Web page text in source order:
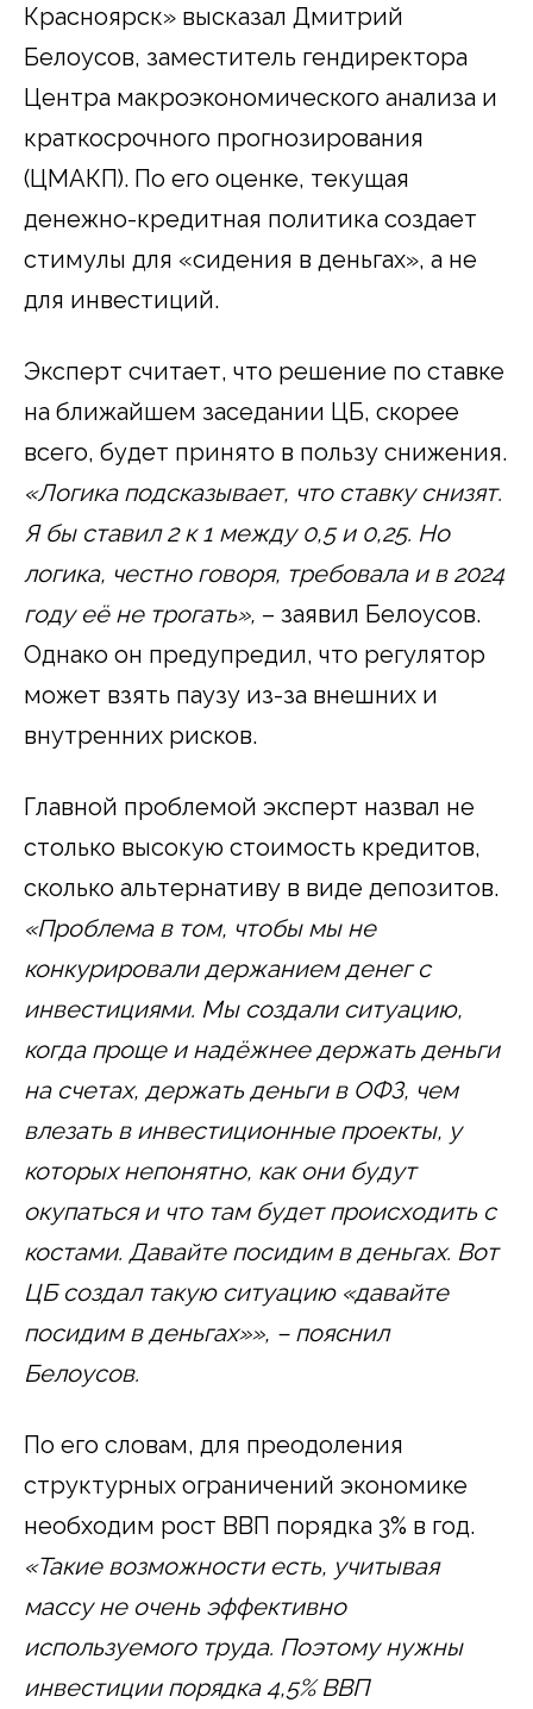
Красноярск» высказал Дмитрий
Белоусов, заместитель гендиректора
Центра макроэкономического анализа и
краткосрочного прогнозирования
(ЦМАКП). По его оценке, текущая
денежно-кредитная политика создает
стимулы для «сидения в деньгах», а не
для инвестиций.
Эксперт считает, что решение по ставке
на ближайшем заседании ЦБ, скорее
всего, будет принято в пользу снижения.
«Логика подсказывает, что ставку снизят.
Я бы ставил 2 к 1 между 0,5 и 0,25. Но
логика, честно говоря, требовала и в 2024
году её не трогать», – заявил Белоусов.
Однако он предупредил, что регулятор
может взять паузу из-за внешних и
внутренних рисков.
Главной проблемой эксперт назвал не
столько высокую стоимость кредитов,
сколько альтернативу в виде депозитов.
«Проблема в том, чтобы мы не
конкурировали держанием денег с
инвестициями. Мы создали ситуацию,
когда проще и надёжнее держать деньги
на счетах, держать деньги в ОФЗ, чем
влезать в инвестиционные проекты, у
которых непонятно, как они будут
окупаться и что там будет происходить с
костами. Давайте посидим в деньгах. Вот
ЦБ создал такую ситуацию «давайте
посидим в деньгах»», – пояснил
Белоусов.
По его словам, для преодоления
структурных ограничений экономике
необходим рост ВВП порядка 3% в год.
«Такие возможности есть, учитывая
массу не очень эффективно
используемого труда. Поэтому нужны
инвестиции порядка 4,5% ВВП